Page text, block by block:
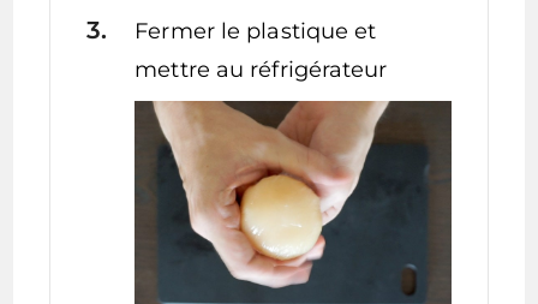
Fermer le plastique et
mettre au réfrigérateur